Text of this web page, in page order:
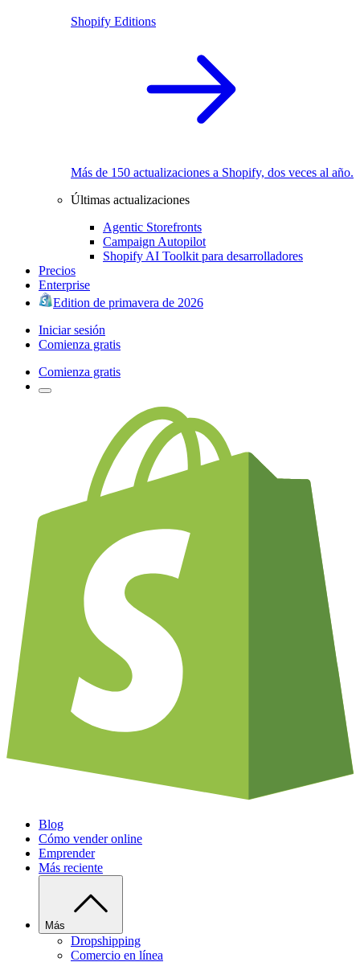
Shopify Editions
Más de 150 actualizaciones a Shopify, dos veces al año.
Últimas actualizaciones
Agentic Storefronts
Campaign Autopilot
Shopify AI Toolkit para desarrolladores
Precios
Enterprise
Edition de primavera de 2026
Iniciar sesión
Comienza gratis
Comienza gratis
Blog
Cómo vender online
Emprender
Más reciente
Más
Dropshipping
Comercio en línea